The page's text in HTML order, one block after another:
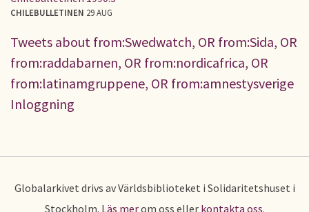
CHILEBULLETINEN 29 AUG
Tweets about from:Swedwatch, OR from:Sida, OR
from:raddabarnen, OR from:nordicafrica, OR
from:latinamgruppene, OR from:amnestysverige
Inloggning
Globalarkivet drivs av Världsbiblioteket i Solidaritetshuset i
Stockholm. Läs merom oss eller kontakta oss.